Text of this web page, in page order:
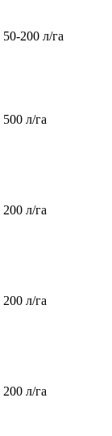
50-200 л/га
500 л/га
200 л/га
200 л/га
200 л/га